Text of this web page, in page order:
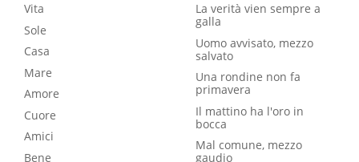
Vita
Sole
Casa
Mare
Amore
Cuore
Amici
Bene
La verità vien sempre a
galla
Uomo avvisato, mezzo
salvato
Una rondine non fa
primavera
Il mattino ha l'oro in
bocca
Mal comune, mezzo
gaudio